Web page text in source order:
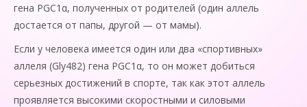
гена PGC1α, полученных от родителей (один аллель
достается от папы, другой — от мамы).
Если у человека имеется один или два «спортивных»
аллеля (Gly482) гена PGC1α, то он может добиться
серьезных достижений в спорте, так как этот аллель
проявляется высокими скоростными и силовыми